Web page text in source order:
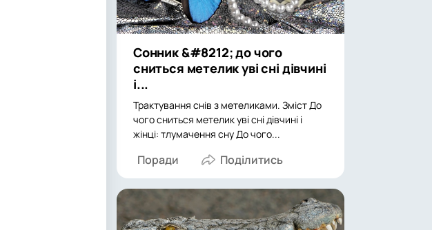
Сонник &#8212; до чого
сниться метелик уві сні дівчині
і...
Трактування снів з метеликами. Зміст До
чого сниться метелик уві сні дівчині і
жінці: тлумачення сну До чого...
Поради